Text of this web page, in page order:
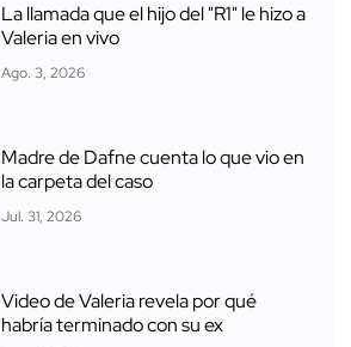
La llamada que el hijo del "R1" le hizo a
Valeria en vivo
Ago. 3, 2026
Madre de Dafne cuenta lo que vio en
la carpeta del caso
Jul. 31, 2026
Video de Valeria revela por qué
habría terminado con su ex